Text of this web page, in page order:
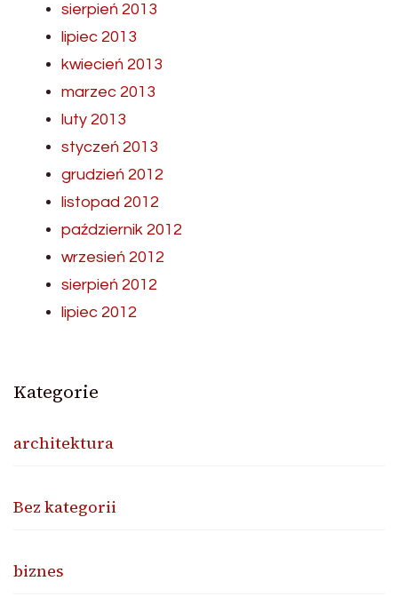
sierpień 2013
lipiec 2013
kwiecień 2013
marzec 2013
luty 2013
styczeń 2013
grudzień 2012
listopad 2012
październik 2012
wrzesień 2012
sierpień 2012
lipiec 2012
Kategorie
architektura
Bez kategorii
biznes